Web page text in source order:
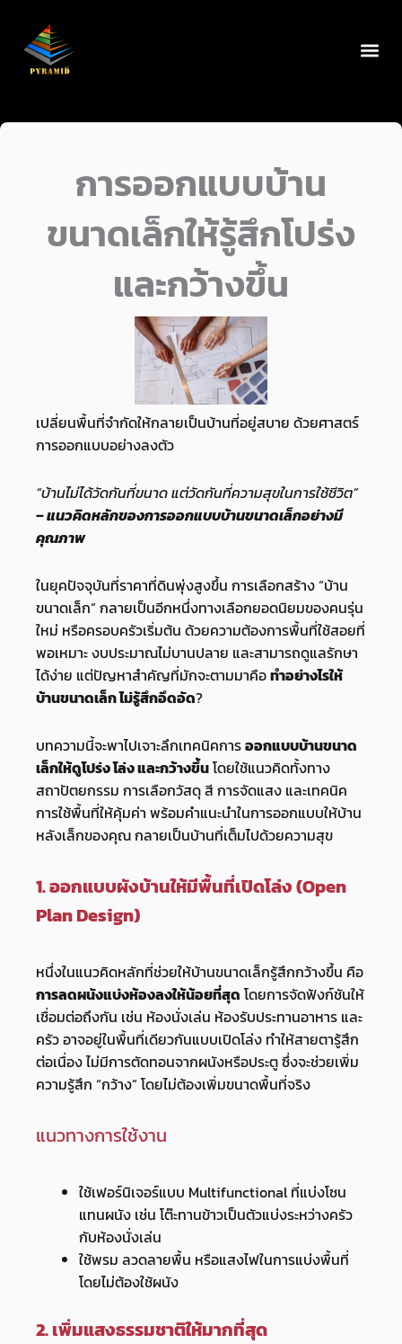
content
การออกแบบบ้าน
ขนาดเล็กให้รู้สึกโปร่ง
และกว้างขึ้น
เปลี่ยนพื้นที่จำกัดให้กลายเป็นบ้านที่อยู่สบาย ด้วยศาสตร์
การออกแบบอย่างลงตัว
“บ้านไม่ได้วัดกันที่ขนาด แต่วัดกันที่ความสุขในการใช้ชีวิต”
– แนวคิดหลักของการออกแบบบ้านขนาดเล็กอย่างมี
คุณภาพ
ในยุคปัจจุบันที่ราคาที่ดินพุ่งสูงขึ้น การเลือกสร้าง “บ้าน
ขนาดเล็ก” กลายเป็นอีกหนึ่งทางเลือกยอดนิยมของคนรุ่น
ใหม่ หรือครอบครัวเริ่มต้น ด้วยความต้องการพื้นที่ใช้สอยที่
พอเหมาะ งบประมาณไม่บานปลาย และสามารถดูแลรักษา
ได้ง่าย แต่ปัญหาสำคัญที่มักจะตามมาคือทำอย่างไรให้
บ้านขนาดเล็ก ไม่รู้สึกอึดอัด?
บทความนี้จะพาไปเจาะลึกเทคนิคการออกแบบบ้านขนาด
เล็กให้ดูโปร่ง โล่ง และกว้างขึ้นโดยใช้แนวคิดทั้งทาง
สถาปัตยกรรม การเลือกวัสดุ สี การจัดแสง และเทคนิค
การใช้พื้นที่ให้คุ้มค่า พร้อมคำแนะนำในการออกแบบให้บ้าน
หลังเล็กของคุณ กลายเป็นบ้านที่เต็มไปด้วยความสุข
1. ออกแบบผังบ้านให้มีพื้นที่เปิดโล่ง (Open
Plan Design)
หนึ่งในแนวคิดหลักที่ช่วยให้บ้านขนาดเล็กรู้สึกกว้างขึ้น คือ
การลดผนังแบ่งห้องลงให้น้อยที่สุด โดยการจัดฟังก์ชันให้
เชื่อมต่อถึงกัน เช่น ห้องนั่งเล่น ห้องรับประทานอาหาร และ
ครัว อาจอยู่ในพื้นที่เดียวกันแบบเปิดโล่ง ทำให้สายตารู้สึก
ต่อเนื่อง ไม่มีการตัดทอนจากผนังหรือประตู ซึ่งจะช่วยเพิ่ม
ความรู้สึก “กว้าง” โดยไม่ต้องเพิ่มขนาดพื้นที่จริง
แนวทางการใช้งาน
ใช้เฟอร์นิเจอร์แบบ Multifunctional ที่แบ่งโซน
แทนผนัง เช่น โต๊ะทานข้าวเป็นตัวแบ่งระหว่างครัว
กับห้องนั่งเล่น
ใช้พรม ลวดลายพื้น หรือแสงไฟในการแบ่งพื้นที่
โดยไม่ต้องใช้ผนัง
2. เพิ่มแสงธรรมชาติให้มากที่สุด